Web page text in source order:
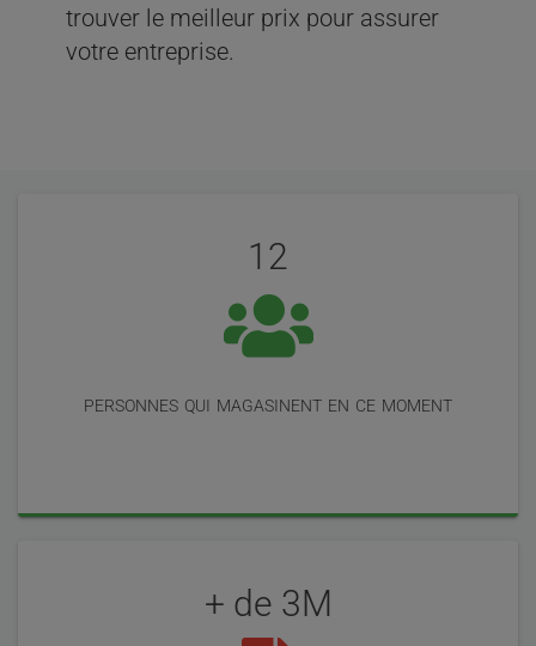
trouver le meilleur prix pour assurer
votre entreprise.
12
personnes qui magasinent en ce moment
+ de 3M